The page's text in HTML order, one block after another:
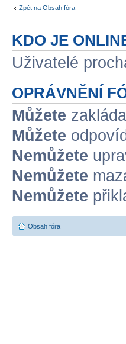
Zpět na Obsah fóra
KDO JE
Uživatelé
OPRÁVNĚNÍ
Můžete
Můžete
Nemůžete
Nemůžete
Nemůžete
Obsah fóra